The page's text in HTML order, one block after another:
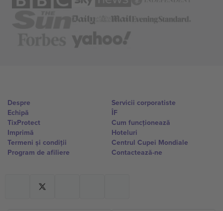
Despre
Echipă
TixProtect
Imprimă
Termeni și condiții
Program de afiliere
Servicii corporatiste
ÎF
Cum funcționează
Hoteluri
Centrul Cupei Mondiale
Contactează-ne